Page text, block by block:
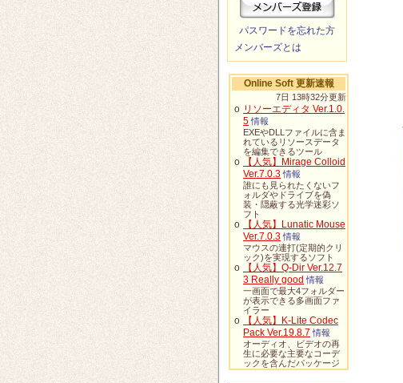
パスワードを忘れた方
メンバーズとは
Online Soft 更新速報
7日 13時32分更新
o リソーエディタ Ver.1.0.
5 情報
EXEやDLLファイルに含ま
れているリソースデータ
を編集できるツール
o
【人気】Mirage Colloid
Ver.7.0.3 情報
誰にも見られたくないフ
ォルダやドライブを偽
装・隠蔽する光学迷彩ソ
フト
o
【人気】Lunatic Mouse
Ver.7.0.3 情報
マウスの連打(定期的クリ
ック)を実現するソフト
o
【人気】Q-Dir Ver.12.7
3 Really good 情報
一画面で最大4フォルダー
が表示できる多画面ファ
イラー
o
【人気】K-Lite Codec
Pack Ver.19.8.7 情報
オーディオ、ビデオの再
生に必要な主要なコーデ
ックを含んだパッケージ